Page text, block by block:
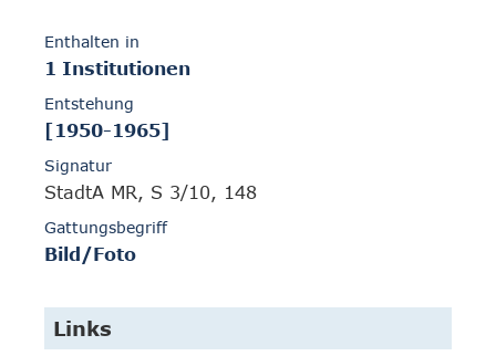
Enthalten in
1 Institutionen
Entstehung
[1950-1965]
Signatur
StadtA MR, S 3/10, 148
Gattungsbegriff
Bild/Foto
Links